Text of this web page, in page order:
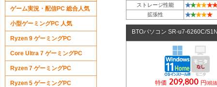
ストレージ性能 ★★★★★★
拡張性 ★★★★★
BTOパソコン SR-u7-6260C/
特価 209,800 円(税
ゲーム実況・配信PC 総合人気
小型ゲーミングPC 人気
Ryzen 9 ゲーミングPC
Core Ultra 7 ゲーミングPC
Ryzen 7 ゲーミングPC
Ryzen 5 ゲーミングPC